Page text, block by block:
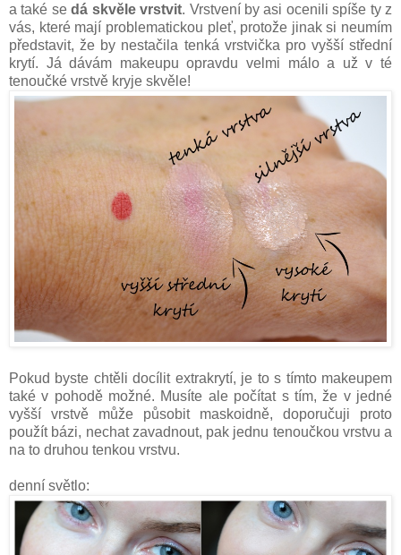
a také sedá skvěle vrstvit. Vrstvení by asi ocenili spíše ty z
vás, které mají problematickou pleť, protože jinak si neumím
představit, že by nestačila tenká vrstvička pro vyšší střední
krytí. Já dávám makeupu opravdu velmi málo a už v té
tenoučké vrstvě kryje skvěle!
Pokud byste chtěli docílit extrakrytí, je to s tímto makeupem
také v pohodě možné. Musíte ale počítat s tím, že v jedné
vyšší vrstvě může působit maskoidně, doporučuji proto
použít bázi, nechat zavadnout, pak jednu tenoučkou vrstvu a
na to druhou tenkou vrstvu.
denní světlo: